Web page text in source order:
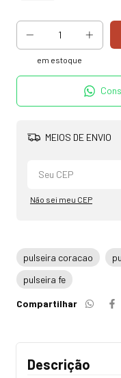
em estoque
MEIOS DE ENVIO
Não sei meu CEP
pulseira coracao
pulseira fe
Compartilhar
Descrição